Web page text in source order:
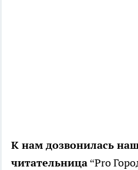
К нам дозвонилась
читательница“Pro